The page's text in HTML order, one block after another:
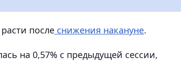
после снижения накануне.
на 0,57% с предыдущей сессии,